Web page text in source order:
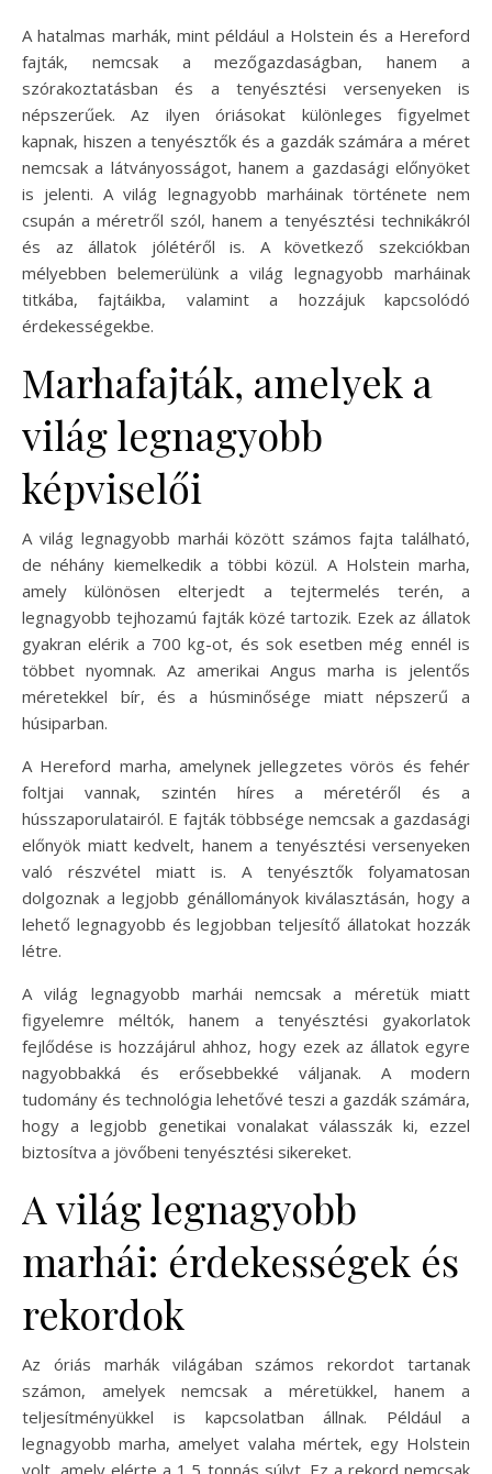
A hatalmas marhák, mint például a Holstein és a Hereford
fajták, nemcsak a mezőgazdaságban, hanem a
szórakoztatásban és a tenyésztési versenyeken is
népszerűek. Az ilyen óriásokat különleges figyelmet
kapnak, hiszen a tenyésztők és a gazdák számára a méret
nemcsak a látványosságot, hanem a gazdasági előnyöket
is jelenti. A világ legnagyobb marháinak története nem
csupán a méretről szól, hanem a tenyésztési technikákról
és az állatok jólétéről is. A következő szekciókban
mélyebben belemerülünk a világ legnagyobb marháinak
titkába, fajtáikba, valamint a hozzájuk kapcsolódó
érdekességekbe.
Marhafajták, amelyek a
világ legnagyobb
képviselői
A világ legnagyobb marhái között számos fajta található,
de néhány kiemelkedik a többi közül. A Holstein marha,
amely különösen elterjedt a tejtermelés terén, a
legnagyobb tejhozamú fajták közé tartozik. Ezek az állatok
gyakran elérik a 700 kg-ot, és sok esetben még ennél is
többet nyomnak. Az amerikai Angus marha is jelentős
méretekkel bír, és a húsminősége miatt népszerű a
húsiparban.
A Hereford marha, amelynek jellegzetes vörös és fehér
foltjai vannak, szintén híres a méretéről és a
hússzaporulatairól. E fajták többsége nemcsak a gazdasági
előnyök miatt kedvelt, hanem a tenyésztési versenyeken
való részvétel miatt is. A tenyésztők folyamatosan
dolgoznak a legjobb génállományok kiválasztásán, hogy a
lehető legnagyobb és legjobban teljesítő állatokat hozzák
létre.
A világ legnagyobb marhái nemcsak a méretük miatt
figyelemre méltók, hanem a tenyésztési gyakorlatok
fejlődése is hozzájárul ahhoz, hogy ezek az állatok egyre
nagyobbakká és erősebbekké váljanak. A modern
tudomány és technológia lehetővé teszi a gazdák számára,
hogy a legjobb genetikai vonalakat válasszák ki, ezzel
biztosítva a jövőbeni tenyésztési sikereket.
A világ legnagyobb
marhái: érdekességek és
rekordok
Az óriás marhák világában számos rekordot tartanak
számon, amelyek nemcsak a méretükkel, hanem a
teljesítményükkel is kapcsolatban állnak. Például a
legnagyobb marha, amelyet valaha mértek, egy Holstein
volt, amely elérte a 1,5 tonnás súlyt. Ez a rekord nemcsak